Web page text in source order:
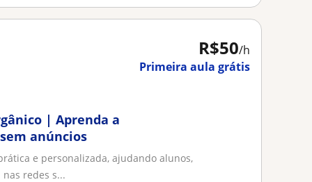
R$50/h
Primeira aula grátis
| Aprenda a
anúncios
e personalizada, ajudando alunos,
redes s...